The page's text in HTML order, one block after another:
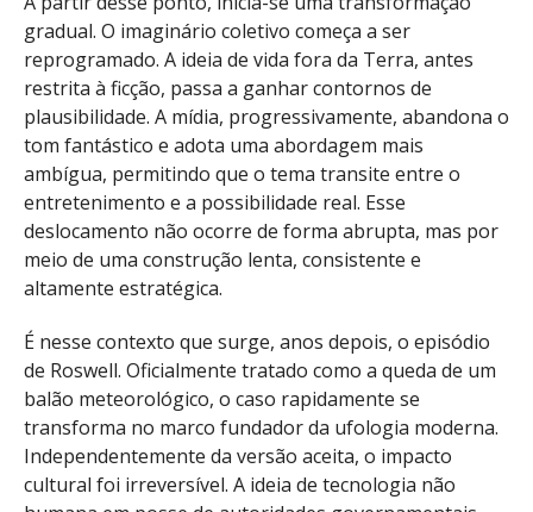
gradual. O imaginário coletivo começa a ser
reprogramado. A ideia de vida fora da Terra, antes
restrita à ficção, passa a ganhar contornos de
plausibilidade. A mídia, progressivamente, abandona o
tom fantástico e adota uma abordagem mais
ambígua, permitindo que o tema transite entre o
entretenimento e a possibilidade real. Esse
deslocamento não ocorre de forma abrupta, mas por
meio de uma construção lenta, consistente e
altamente estratégica.
É nesse contexto que surge, anos depois, o episódio
de Roswell. Oficialmente tratado como a queda de um
balão meteorológico, o caso rapidamente se
transforma no marco fundador da ufologia moderna.
Independentemente da versão aceita, o impacto
cultural foi irreversível. A ideia de tecnologia não